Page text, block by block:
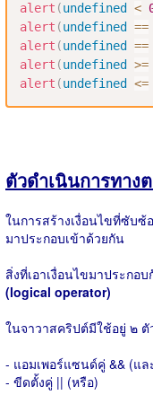
alert (undefined <
alert (undefined ==
alert (undefined ==
alert (undefined >=
alert (undefined <=
ตัวดำเนินการทาง
ในการสร้างเงื่อนไขที่ซับซ้
มาประกอบเข้าด้วยกัน
สิ่งที่เอาเงื่อนไขมาประกอ
(logical operator)
ในจาวาสคริปต์มีใช้อยู่ ๒ ตั
- แอมเพอร์แซนด์คู่ && (แล
- ขีดตั้งคู่ || (หรือ)